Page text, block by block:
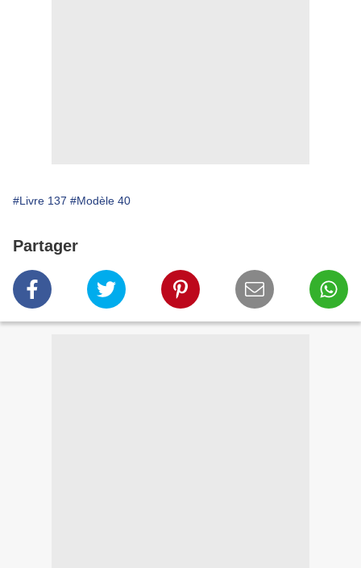
#Livre 137 #Modèle 40
Partager